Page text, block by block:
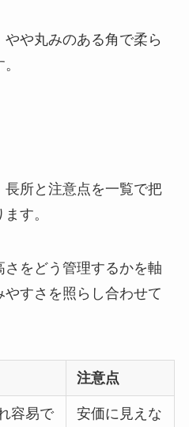
や丸みのある角で柔ら
所と注意点を一覧で把
す。
をどう管理するかを軸
すさを照らし合わせて
注意点
容易で
安価に見えな